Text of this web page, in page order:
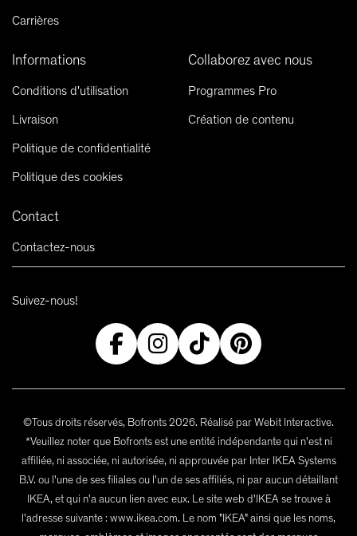
Carrières
Informations
Conditions d'utilisation
Livraison
Politique de confidentialité
Politique des cookies
Collaborez avec nous
Programmes Pro
Création de contenu
Contact
Contactez-nous
Suivez-nous!
©Tous droits réservés, Bofronts 2026. Réalisé par Webit Interactive.
*Veuillez noter que Bofronts est une entité indépendante qui n'est ni
affiliée, ni associée, ni autorisée, ni approuvée par Inter IKEA Systems
B.V. ou l'une de ses filiales ou l'un de ses affiliés, ni par aucun détaillant
IKEA, et qui n'a aucun lien avec eux. Le site web d'IKEA se trouve à
l'adresse suivante : www.ikea.com. Le nom "IKEA" ainsi que les noms,